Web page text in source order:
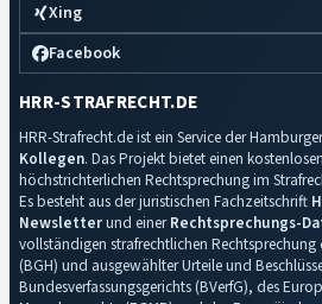
Xing
Facebook
HRR-STRAFRECHT.DE
HRR-Strafrecht.de ist ein Service der
Kollegen. Das Projekt bietet einen
höchstrichterlichen Rechtsprechung im
Es besteht aus der juristischen Fachzeitschrift
Newsletterund einerRechtsprechungs-
vollständigen strafrechtlichen Rechtsprechung
(BGH) und ausgewählter Urteile und
Bundesverfassungsgerichts (BVerfG), des